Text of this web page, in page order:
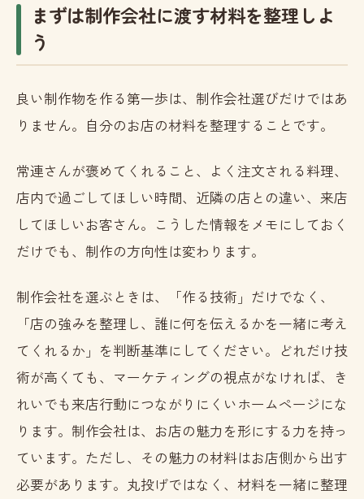
まずは制作会社に渡す材料を整理しよ
う
良い制作物を作る第一歩は、制作会社選びだけではあ
りません。自分のお店の材料を整理することです。
常連さんが褒めてくれること、よく注文される料理、
店内で過ごしてほしい時間、近隣の店との違い、来店
してほしいお客さん。こうした情報をメモにしておく
だけでも、制作の方向性は変わります。
制作会社を選ぶときは、「作る技術」だけでなく、
「店の強みを整理し、誰に何を伝えるかを一緒に考え
てくれるか」を判断基準にしてください。どれだけ技
術が高くても、マーケティングの視点がなければ、き
れいでも来店行動につながりにくいホームページにな
ります。制作会社は、お店の魅力を形にする力を持っ
ています。ただし、その魅力の材料はお店側から出す
必要があります。丸投げではなく、材料を一緒に整理